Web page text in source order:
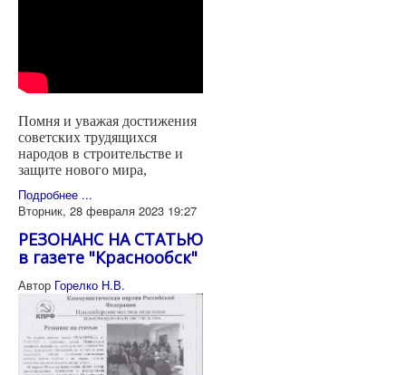
Помня и уважая достижения
советских трудящихся
народов в строительстве и
защите нового мира,
Подробнее ...
Вторник, 28 февраля 2023 19:27
РЕЗОНАНС НА СТАТЬЮ
в газете "Краснообск"
Автор Горелко Н.В.